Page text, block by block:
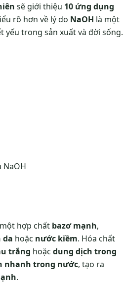
sẽ giới thiệu 10 ứng dụng
rõ hơn về lý do NaOH là một
trong sản xuất và đời sống.
hợp chất bazơ mạnh,
da hoặc nước kiềm. Hóa chất
trắng hoặc dung dịch trong
nhanh trong nước, tạo ra
.